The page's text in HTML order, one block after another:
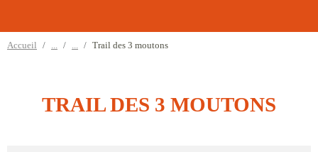
Accueil Trail des 3 moutons
TRAIL DES 3 MOUTONS